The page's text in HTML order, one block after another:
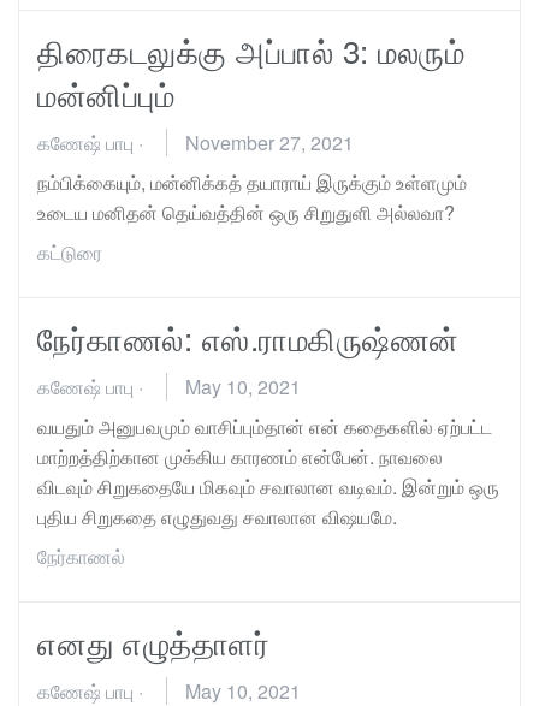
திரைகடலுக்கு அப்பால் 3: மலரும்
மன்னிப்பும்
கணேஷ் பாபு ·
November 27, 2021
நம்பிக்கையும், மன்னிக்கத் தயாராய் இருக்கும் உள்ளமும்
உடைய மனிதன் தெய்வத்தின் ஒரு சிறுதுளி அல்லவா?
கட்டுரை
நேர்காணல்: எஸ்.ராமகிருஷ்ணன்
கணேஷ் பாபு ·
May 10, 2021
வயதும் அனுபவமும் வாசிப்பும்தான் என் கதைகளில் ஏற்பட்ட
மாற்றத்திற்கான முக்கிய காரணம் என்பேன். நாவலை
விடவும் சிறுகதையே மிகவும் சவாலான வடிவம். இன்றும் ஒரு
புதிய சிறுகதை எழுதுவது சவாலான விஷயமே.
நேர்காணல்
எனது எழுத்தாளர்
கணேஷ் பாபு ·
May 10, 2021